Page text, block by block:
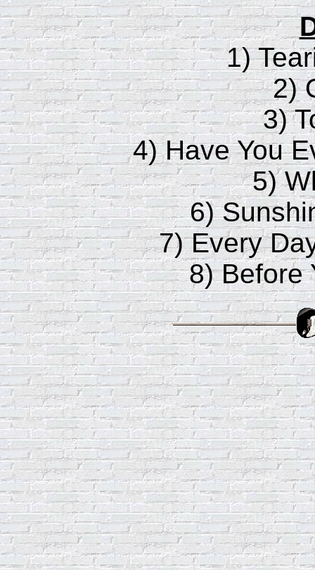
1)
2)
3)
4) Have You
5)
6)
7) Every
8) Before